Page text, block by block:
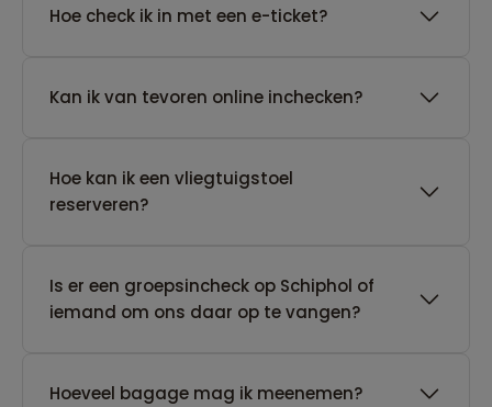
Hoe check ik in met een e-ticket?
Kan ik van tevoren online inchecken?
Hoe kan ik een vliegtuigstoel
reserveren?
Is er een groepsincheck op Schiphol of
iemand om ons daar op te vangen?
Hoeveel bagage mag ik meenemen?